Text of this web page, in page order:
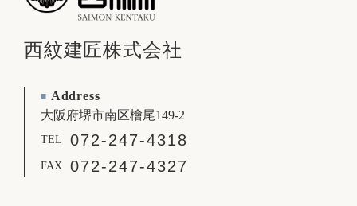
西紋建匠株式会社
■ Address
大阪府堺市南区檜尾149-2
TEL 072-247-4318
FAX 072-247-4327